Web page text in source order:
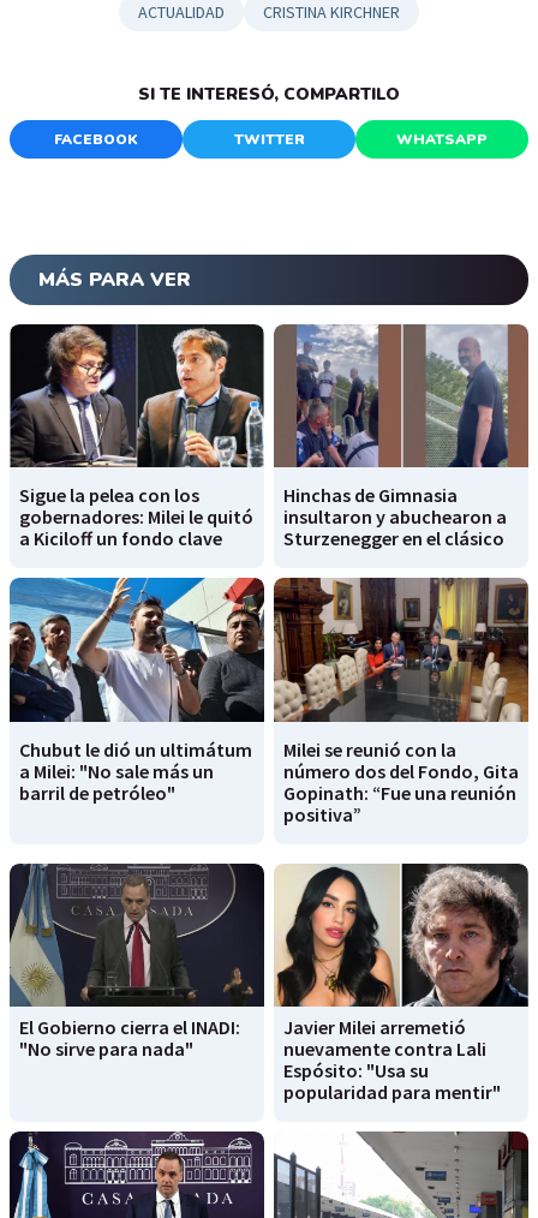
ACTUALIDAD CRISTINA KIRCHNER
SI TE INTERESÓ, COMPARTILO
FACEBOOK TWITTER WHATSAPP
MÁS PARA VER
Sigue la pelea con los
gobernadores: Milei le quitó
a Kiciloff un fondo clave
Hinchas de Gimnasia
insultaron y abuchearon a
Sturzenegger en el clásico
Chubut le dió un ultimátum
a Milei: "No sale más un
barril de petróleo"
Milei se reunió con la
número dos del Fondo, Gita
Gopinath: “Fue una reunión
positiva”
El Gobierno cierra el INADI:
"No sirve para nada"
Javier Milei arremetió
nuevamente contra Lali
Espósito: "Usa su
popularidad para mentir"